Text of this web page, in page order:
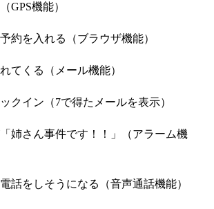
GPS機能）
約を入れる（ブラウザ機能）
てくる（メール機能）
クイン（7で得たメールを表示）
姉さん事件です！！」（アラーム機
話をしそうになる（音声通話機能）